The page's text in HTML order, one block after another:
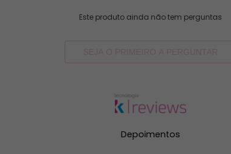
Este produto ainda não tem perguntas
SEJA O PRIMEIRO A PERGUNTAR
Depoimentos